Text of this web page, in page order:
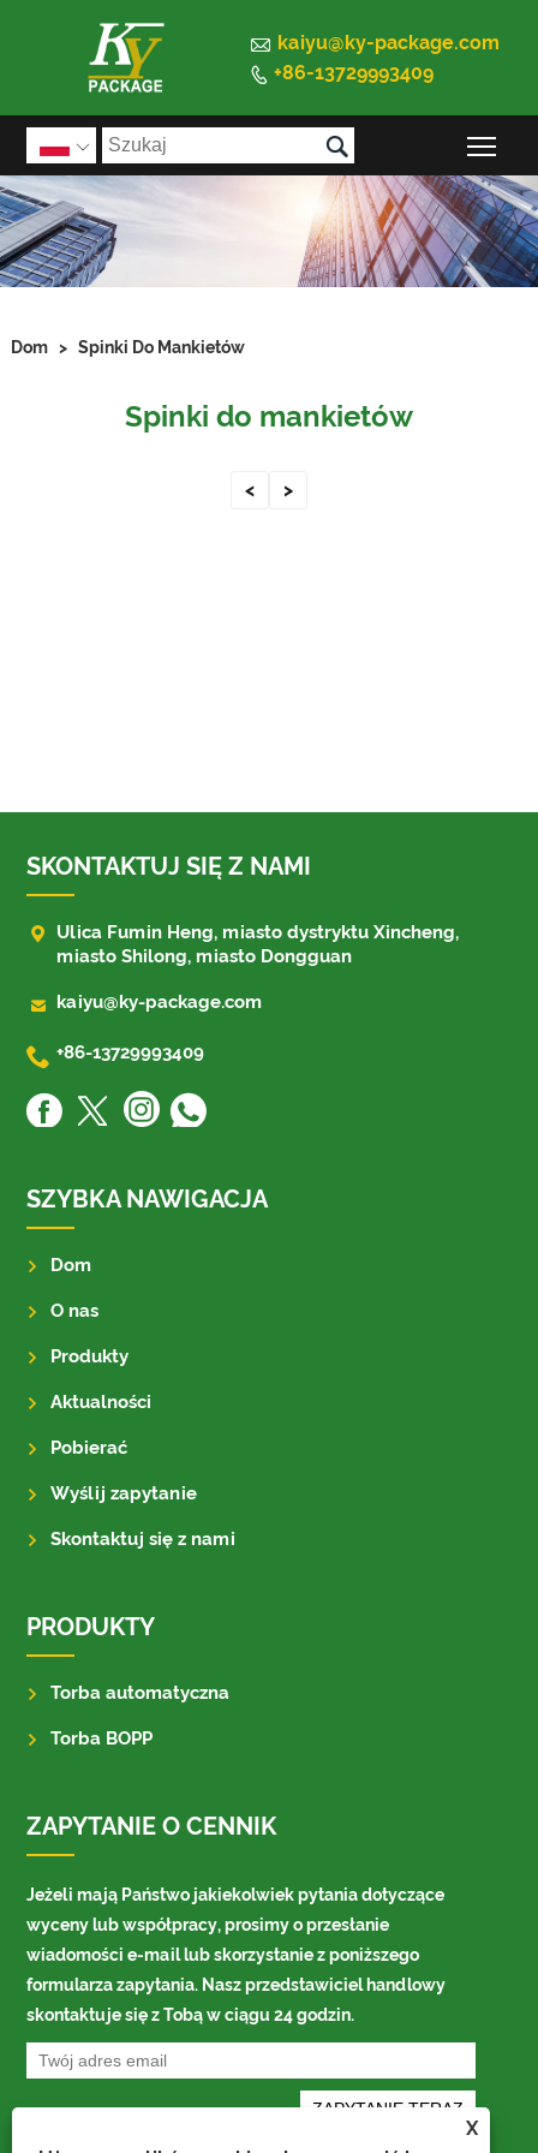
 kaiyu@ky-package.com
 +86-13729993409
 
Dom > Spinki Do Mankietów
Spinki do mankietów
< >
X
SKONTAKTUJ SIĘ Z NAMI

Ulica Fumin Heng, miasto dystryktu Xincheng,
miasto Shilong, miasto Dongguan
 kaiyu@ky-package.com
 +86-13729993409
SZYBKA NAWIGACJA
Dom
O nas
Produkty
Aktualności
Pobierać
Wyślij zapytanie
Skontaktuj się z nami
PRODUKTY
Torba automatyczna
Torba BOPP
ZAPYTANIE O CENNIK
Jeżeli mają Państwo jakiekolwiek pytania dotyczące
wyceny lub współpracy, prosimy o przesłanie
wiadomości e-mail lub skorzystanie z poniższego
formularza zapytania. Nasz przedstawiciel handlowy
skontaktuje się z Tobą w ciągu 24 godzin.